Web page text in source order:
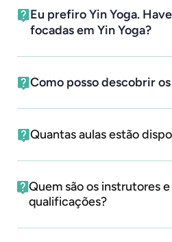
Eu prefiro Yin Yoga.
focadas em Yin Yoga?
Como posso descobrir
Quantas aulas estão
Quem são os instrutores e
qualificações?